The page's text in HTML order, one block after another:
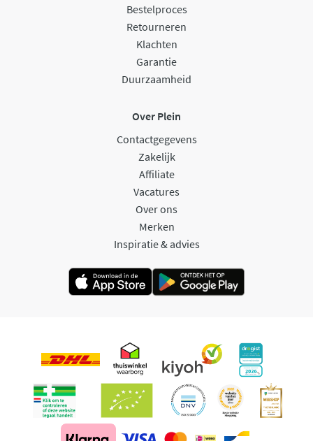
Bestelproces
Retourneren
Klachten
Garantie
Duurzaamheid
Over Plein
Contactgegevens
Zakelijk
Affiliate
Vacatures
Over ons
Merken
Inspiratie & advies